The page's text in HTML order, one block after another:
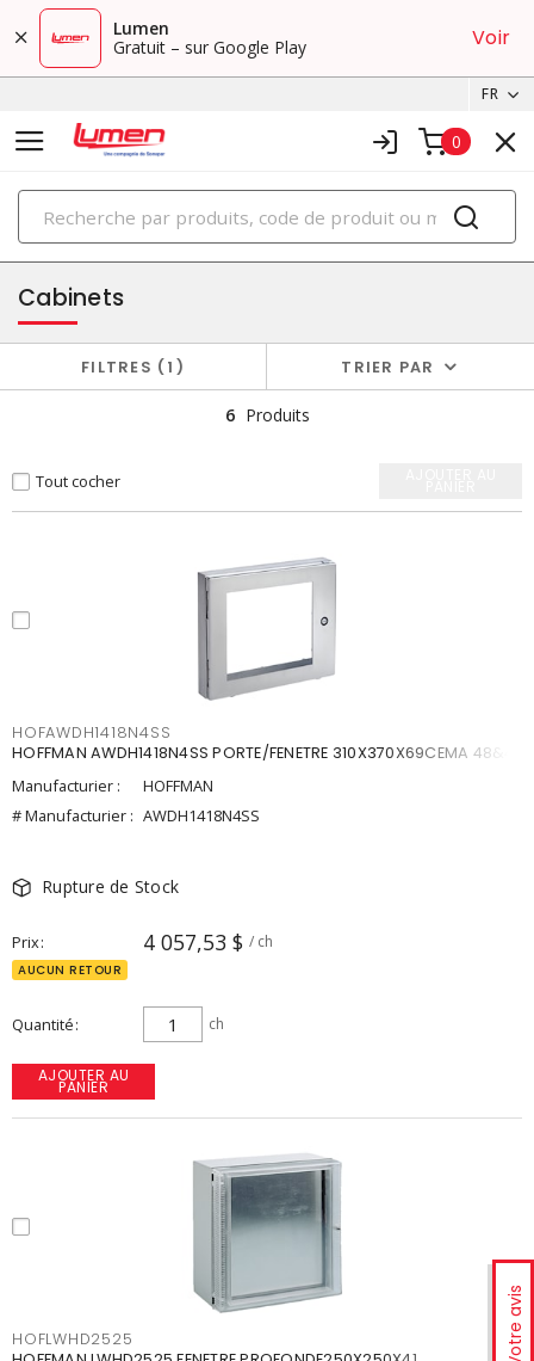
Lumen
Gratuit – sur Google Play
Voir
FR
0
PRODUITS
boîtiers et cabinets
Votre avis
Cabinets
FILTRES 1 TRIER PAR
6 Produits
Tout cocher
HOFAWDH1418N4SS
HOFFMAN AWDH1418N4SS PORTE/FENETRE 310X370X69CEMA 48&4
Manufacturier :
HOFFMAN
# Manufacturier : AWDH1418N4SS
Rupture de Stock
Prix 4 057,53 $ / ch
AUCUN RETOUR
Quantité ch
AJOUTER AU
PANIER
HOFLWHD2525